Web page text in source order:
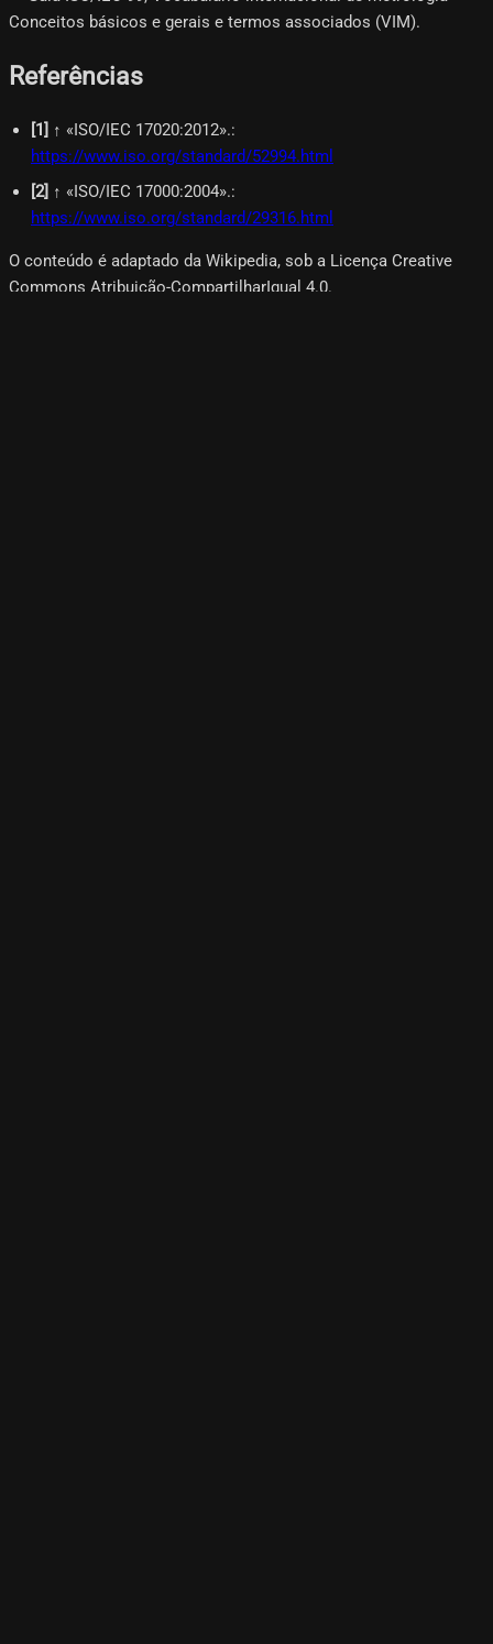
Conceitos básicos e gerais e termos associados (VIM).
Referências
[1] ↑ «ISO/IEC 17020:2012».:
https://www.iso.org/standard/52994.html
[2] ↑ «ISO/IEC 17000:2004».:
https://www.iso.org/standard/29316.html
O conteúdo é adaptado da Wikipedia, sob a Licença Creative
Commons Atribuição-CompartilharIgual 4.0.